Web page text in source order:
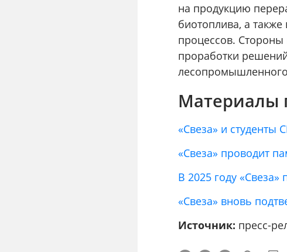
на продукцию
биотоплива, а
процессов.
проработки
Материалы
«Свеза» и студенты
«Свеза» проводит
В 2025 году
«Свеза» вновь
Источник: пресс-